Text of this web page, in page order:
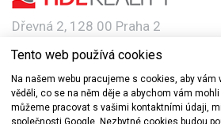
Dřevná 2, 128 00 Praha 2
e-mail: info@novebyty.cz
Tento web používá cookies
Na našem webu pracujeme s cookies, aby vám
věděli, co se na něm děje a abychom vám
můžeme pracovat s vašimi kontaktními údaji,
společnosti Google. Nezbytné cookies budou